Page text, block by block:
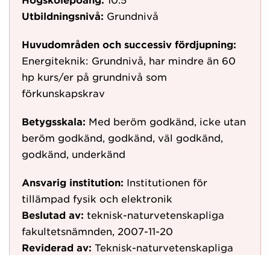
Utbildningsnivå: Grundnivå
Huvudområden och successiv fördjupning:
Energiteknik: Grundnivå, har mindre än 60
hp kurs/er på grundnivå som
förkunskapskrav
Betygsskala: Med beröm godkänd, icke utan
beröm godkänd, godkänd, väl godkänd,
godkänd, underkänd
Ansvarig institution: Institutionen för
tillämpad fysik och elektronik
Beslutad av: teknisk-naturvetenskapliga
fakultetsnämnden, 2007-11-20
Reviderad av: Teknisk-naturvetenskapliga